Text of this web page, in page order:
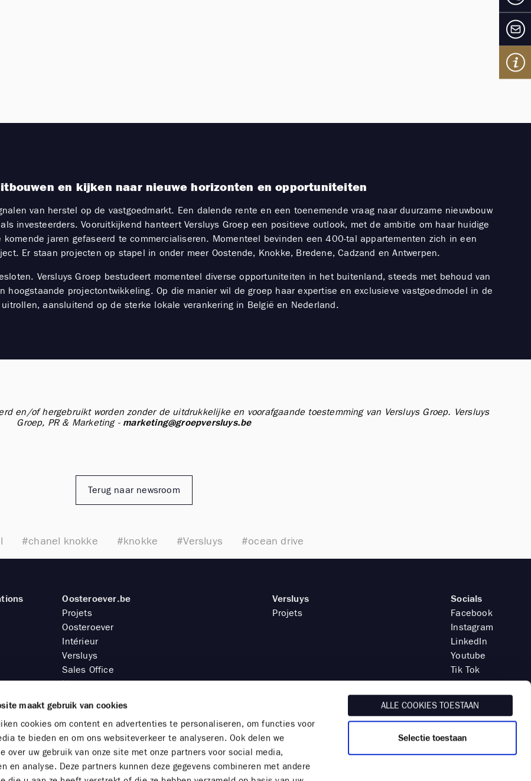
maakt gebruik van cookies
cookies om content en advertenties te personaliseren, om functies voor
te bieden en om ons websiteverkeer te analyseren. Ook delen we
over uw gebruik van onze site met onze partners voor social media,
en analyse. Deze partners kunnen deze gegevens combineren met andere
ALLE COOKIES TOESTAAN
Selectie toestaan
en kijken naar nieuwe horizonten en opportuniteiten
van herstel op de vastgoedmarkt. Een dalende rente en een toenemende vraag naar duurzame nieuwbouw
investeerders. Vooruitkijkend hanteert Versluys Groep een positieve outlook, met de ambitie om haar huidige
jaren gefaseerd te commercialiseren. Momenteel bevinden een 400-tal appartementen zich in een
Er staan projecten op stapel in onder meer Oostende, Knokke, Bredene, Cadzand en Antwerpen.
Versluys Groep bestudeert momenteel diverse opportuniteiten in het buitenland, steeds met behoud van
hoogstaande projectontwikkeling. Op die manier wil de groep haar expertise en exclusieve vastgoedmodel in de
aansluitend op de sterke lokale verankering in België en Nederland.
en/of hergebruikt worden zonder de uitdrukkelijke en voorafgaande toestemming van Versluys Groep. Versluys
Groep, PR & Marketing - marketing@groepversluys.be
Terug naar newsroom
#chanel knokke #knokke #Versluys #ocean drive
Oosteroever.be
Projets
Oosteroever
Intérieur
Versluys
Sales Office
Newsroom
Versluys
Projets
Socials
Facebook
Instagram
LinkedIn
Youtube
Tik Tok
Bureau de vente